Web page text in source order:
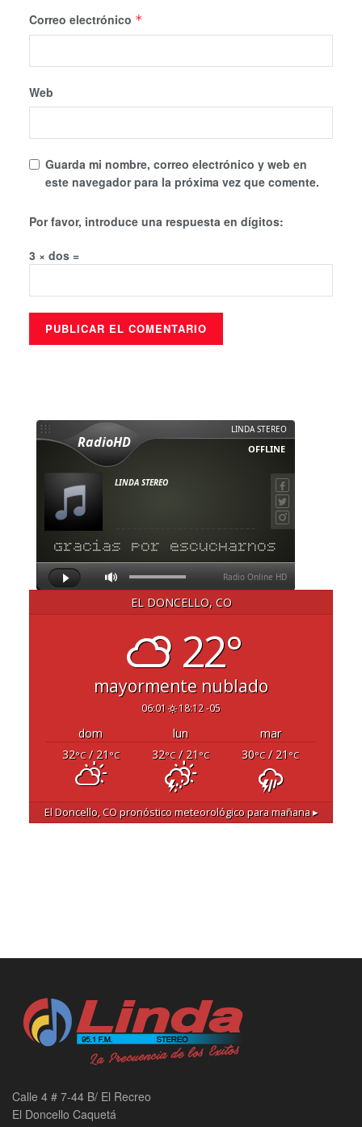
Correo electrónico *
Web
Guarda mi nombre, correo electrónico y web en
este navegador para la próxima vez que comente.
Por favor, introduce una respuesta en dígitos:
3 × dos =
EL DONCELLO, CO
22°
mayormente nublado
06:01 18:12 -05
dom lun
mar
32°C/ 21 °C 32°C/ 21 °C 30°C/ 21 °C
El Doncello, COpronóstico meteorológico para mañana ▸
Calle 4 # 7-44 B/ El Recreo
El Doncello Caquetá